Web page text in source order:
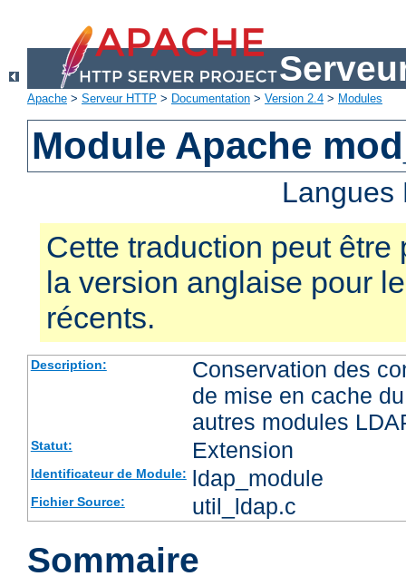
Apache > Serveur HTTP > Documentation > Version 2.4 > Modules
Module Apache
Cette traduction peut être
la version anglaise pour
récents.
Description:
Conservation des
de mise en cache
autres modules
Statut: Extension
Identificateur de Module: ldap_module
Fichier Source: util_ldap.c
Sommaire